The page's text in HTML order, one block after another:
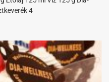
4